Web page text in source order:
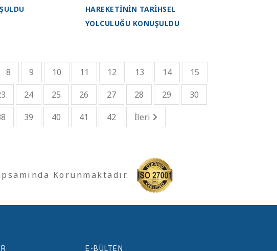
HAREKETİNİN TARİHSEL
YOLCULUĞU KONUŞULDU
8 9 10 11 12 13 14
15
24 25 26 27 28 29
30
39 40 41 42 İleri
Korunmaktadır.
E-BÜLTEN